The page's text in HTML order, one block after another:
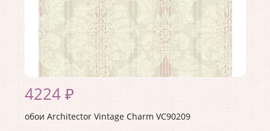
4224 ₽
обои Architector Vintage Charm VC90209